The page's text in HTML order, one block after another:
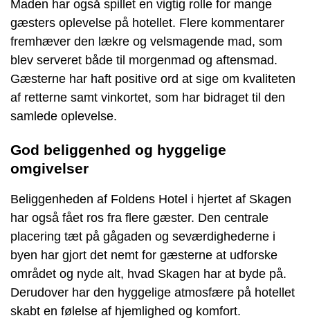
Maden har også spillet en vigtig rolle for mange
gæsters oplevelse på hotellet. Flere kommentarer
fremhæver den lækre og velsmagende mad, som
blev serveret både til morgenmad og aftensmad.
Gæsterne har haft positive ord at sige om kvaliteten
af retterne samt vinkortet, som har bidraget til den
samlede oplevelse.
God beliggenhed og hyggelige
omgivelser
Beliggenheden af Foldens Hotel i hjertet af Skagen
har også fået ros fra flere gæster. Den centrale
placering tæt på gågaden og seværdighederne i
byen har gjort det nemt for gæsterne at udforske
området og nyde alt, hvad Skagen har at byde på.
Derudover har den hyggelige atmosfære på hotellet
skabt en følelse af hjemlighed og komfort.